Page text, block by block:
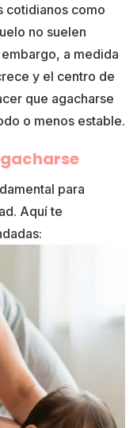
cotidianos como
no suelen
a medida
y el centro de
que agacharse
o menos estable.
para
Aquí te